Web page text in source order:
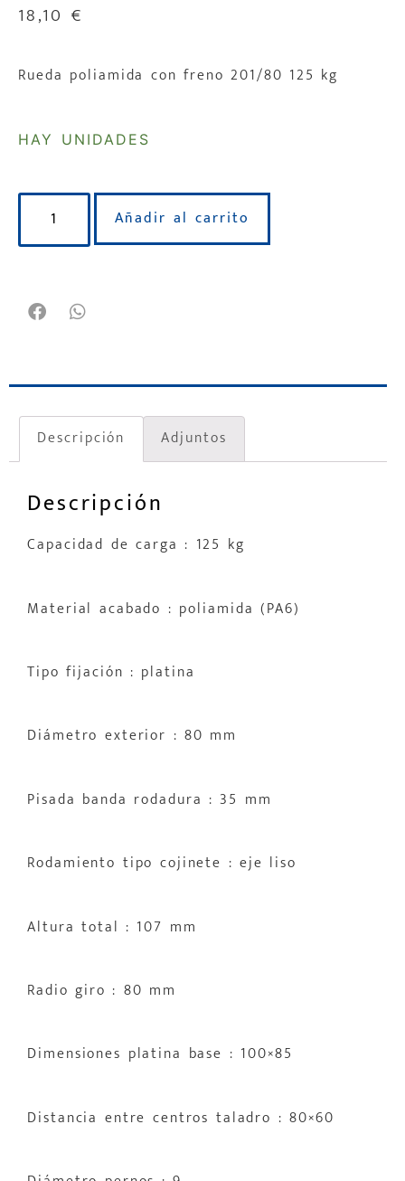
18,10 €
Rueda poliamida con freno 201/80 125 kg
HAY UNIDADES
Añadir al carrito
Descripción Adjuntos
Descripción
Capacidad de carga : 125 kg
Material acabado : poliamida (PA6)
Tipo fijación : platina
Diámetro exterior : 80 mm
Pisada banda rodadura : 35 mm
Rodamiento tipo cojinete : eje liso
Altura total : 107 mm
Radio giro : 80 mm
Dimensiones platina base : 100×85
Distancia entre centros taladro : 80×60